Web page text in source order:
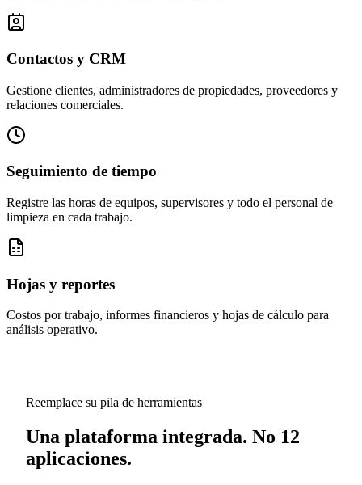
Contactos y CRM
Gestione clientes, administradores de propiedades, proveedores y
relaciones comerciales.
Seguimiento de tiempo
Registre las horas de equipos, supervisores y todo el personal de
limpieza en cada trabajo.
Hojas y reportes
Costos por trabajo, informes financieros y hojas de cálculo para
análisis operativo.
Reemplace su pila de herramientas
Una plataforma integrada. No 12
aplicaciones.